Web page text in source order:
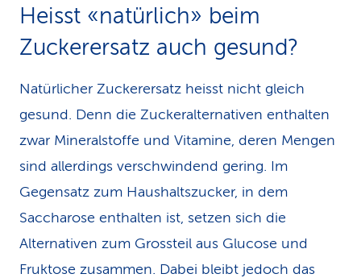
Heisst «natürlich» beim
Zuckerersatz auch gesund?
Natürlicher Zuckerersatz heisst nicht gleich
gesund. Denn die Zuckeralternativen enthalten
zwar Mineralstoffe und Vitamine, deren Mengen
sind allerdings verschwindend gering. Im
Gegensatz zum Haushaltszucker, in dem
Saccharose enthalten ist, setzen sich die
Alternativen zum Grossteil aus Glucose und
Fruktose zusammen. Dabei bleibt jedoch das